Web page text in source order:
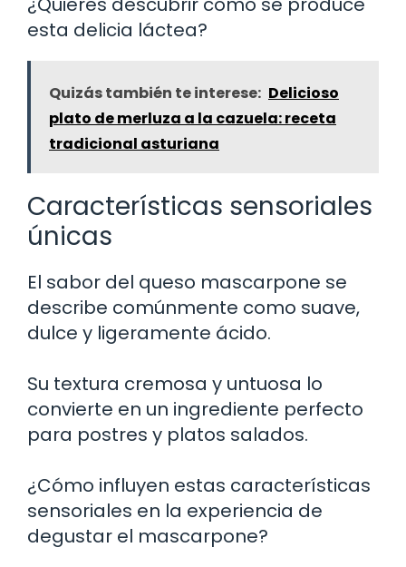
esta delicia láctea?
Quizás también te interese: Delicioso
plato de merluza a la cazuela: receta
tradicional asturiana
Características sensoriales
únicas
El sabor del queso mascarpone se
describe comúnmente como suave,
dulce y ligeramente ácido.
Su textura cremosa y untuosa lo
convierte en un ingrediente perfecto
para postres y platos salados.
¿Cómo influyen estas características
sensoriales en la experiencia de
degustar el mascarpone?